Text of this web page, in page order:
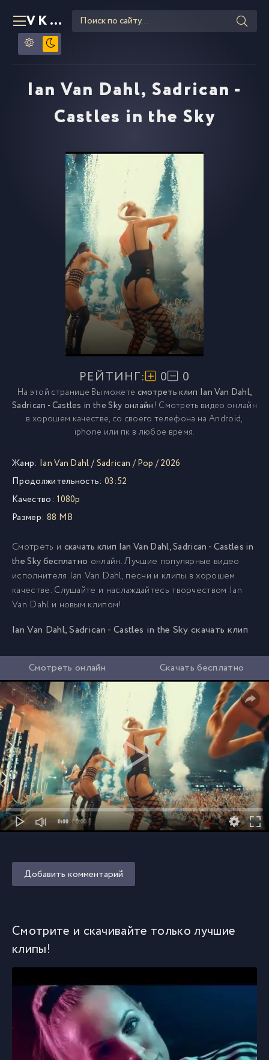
VKLIPE RU
Ian Van Dahl, Sadrican -
Castles in the Sky
РЕЙТИНГ: 0 0
На этой странице Вы можете смотреть клип Ian Van Dahl,
Sadrican - Castles in the Sky онлайн! Смотреть видео онлайн
в хорошем качестве, со своего телефона на Android,
iphone или пк в любое время.
Жанр: Ian Van Dahl/Sadrican /Pop /2026
Продолжительность: 03:52
Качество: 1080p
Размер: 88 MB
Смотреть и скачать клип Ian Van Dahl, Sadrican - Castles in
the Sky бесплатно онлайн. Лучшие популярные видео
исполнителя Ian Van Dahl, песни и клипы в хорошем
качестве. Слушайте и наслаждайтесь творчеством Ian
Van Dahl и новым клипом!
Ian Van Dahl, Sadrican - Castles in the Sky скачать клип
Смотреть онлайн Скачать бесплатно
0:00 / 0:00
Добавить комментарий
Смотрите и скачивайте только лучшие
клипы!